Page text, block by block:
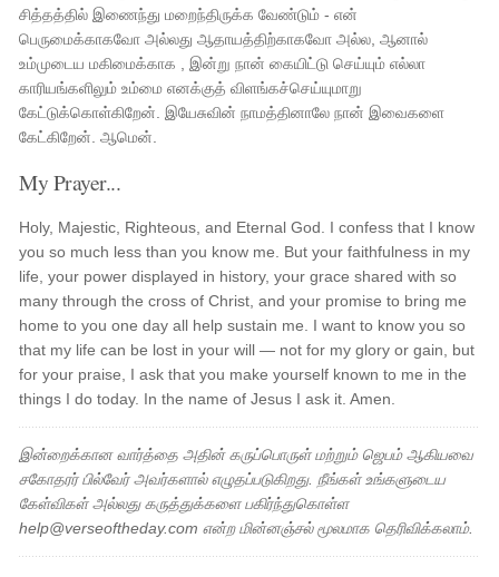
சித்தத்தில் இணைந்து மறைந்திருக்க வேண்டும் - என்
பெருமைக்காகவோ அல்லது ஆதாயத்திற்காகவோ அல்ல, ஆனால்
உம்முடைய மகிமைக்காக , இன்று நான் கையிட்டு செய்யும் எல்லா
காரியங்களிலும் உம்மை எனக்குத் விளங்கச்செய்யுமாறு
கேட்டுக்கொள்கிறேன். இயேசுவின் நாமத்தினாலே நான் இவைகளை
கேட்கிறேன். ஆமென்.
My Prayer...
Holy, Majestic, Righteous, and Eternal God. I confess that I know
you so much less than you know me. But your faithfulness in my
life, your power displayed in history, your grace shared with so
many through the cross of Christ, and your promise to bring me
home to you one day all help sustain me. I want to know you so
that my life can be lost in your will — not for my glory or gain, but
for your praise, I ask that you make yourself known to me in the
things I do today. In the name of Jesus I ask it. Amen.
இன்றைக்கான வார்த்தை அதின் கருப்பொருள் மற்றும் ஜெபம் ஆகியவை
சகோதரர் பில்வேர் அவர்களால் எழுதப்படுகிறது. நீங்கள் உங்களுடைய
கேள்விகள் அல்லது கருத்துக்களை பகிர்ந்துகொள்ள
help@verseoftheday.com என்ற மின்னஞ்சல் மூலமாக தெரிவிக்கலாம்.